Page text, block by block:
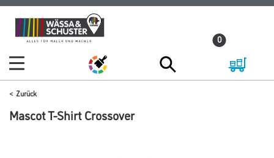
Zum
Inhalt
Zum
Navigationsmenü
0
Zurück
Mascot T-Shirt Crossover